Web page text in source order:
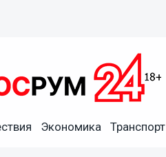
Экономика Транспорт
района